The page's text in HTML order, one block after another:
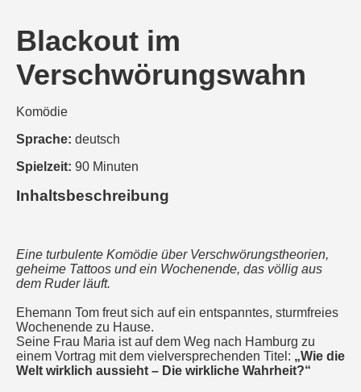
Blackout im
Verschwörungswahn
Komödie
Sprache: deutsch
Spielzeit: 90 Minuten
Inhaltsbeschreibung
Eine turbulente Komödie über Verschwörungstheorien,
geheime Tattoos und ein Wochenende, das völlig aus
dem Ruder läuft.
Ehemann Tom freut sich auf ein entspanntes, sturmfreies
Wochenende zu Hause.
Seine Frau Maria ist auf dem Weg nach Hamburg zu
einem Vortrag mit dem vielversprechenden Titel: „Wie die
Welt wirklich aussieht – Die wirkliche Wahrheit?“